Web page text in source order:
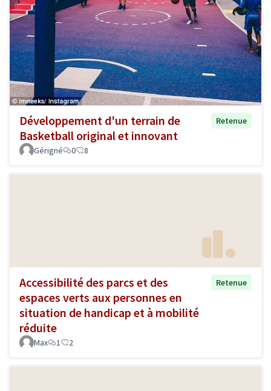
Développement d'un terrain de
Basketball original et innovant
Retenue
Gérigné 0 8
Accessibilité des parcs et des
espaces verts aux personnes en
situation de handicap et à mobilité
réduite
Retenue
Max 1 2